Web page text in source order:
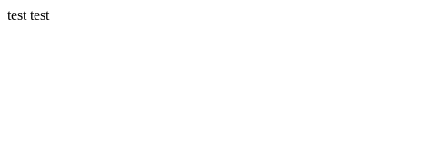
test test